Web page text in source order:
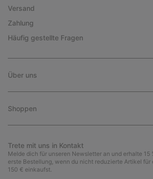
Versand
Zahlung
Häufig gestellte Fragen
Über uns
Shoppen
Trete mit uns in Kontakt
Melde dich für unseren Newsletter an und erhalte 15
erste Bestellung, wenn du nicht reduzierte Artikel für
150 € einkaufst.